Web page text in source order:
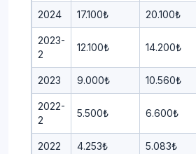
2024 17.100₺ 20.100₺
2023-
2
12.100₺ 14.200₺
2023 9.000₺ 10.560₺
2022-
2
5.500₺ 6.600₺
2022 4.253₺ 5.083₺